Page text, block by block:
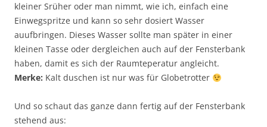
kleiner Srüher oder man nimmt, wie ich, einfach eine
Einwegspritze und kann so sehr dosiert Wasser
auufbringen. Dieses Wasser sollte man später in einer
kleinen Tasse oder dergleichen auch auf der Fensterbank
haben, damit es sich der Raumteperatur angleicht.
Merke: Kalt duschen ist nur was für Globetrotter
Und so schaut das ganze dann fertig auf der Fensterbank
stehend aus: